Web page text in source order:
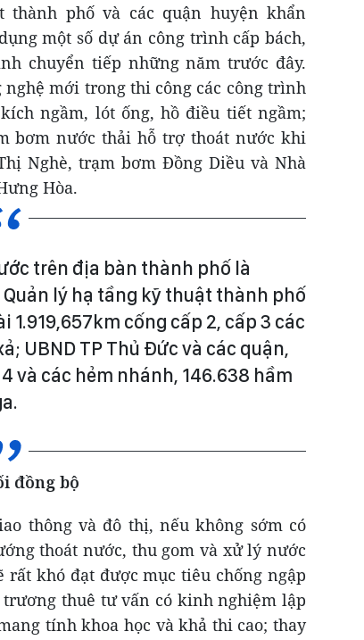
phố và các quận huyện khẩn
một số dự án công trình cấp bách,
chuyển tiếp những năm trước đây.
mới trong thi công các công trình
ngầm, lót ống, hồ điều tiết ngầm;
bơm nước thải hỗ trợ thoát nước khi
Nghè, trạm bơm Đồng Diều và Nhà
Hòa.
trên địa bàn thành phố là
lý hạ tầng kỹ thuật thành phố
cống cấp 2, cấp 3 các
UBND TP Thủ Đức và các quận,
và các hẻm nhánh, 146.638 hầm
đồng bộ
thông và đô thị, nếu không sớm có
thoát nước, thu gom và xử lý nước
rất khó đạt được mục tiêu chống ngập
thuê tư vấn có kinh nghiệm lập
tính khoa học và khả thi cao; thay